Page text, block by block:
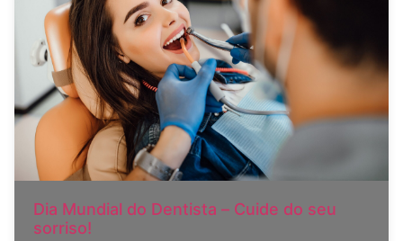
Dia Mundial do Dentista – Cuide do seu
sorriso!